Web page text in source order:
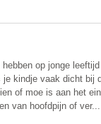
op jonge
je kindje vaak dicht bij
of moe is aan het
van hoofdpijn of ver...